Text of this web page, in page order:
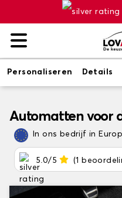
Personaliseren Details
Automatten voor
In ons bedrijf in
5.0/5 (1